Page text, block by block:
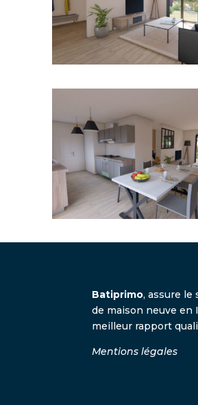
Batiprimo, assure le
de maison neuve en
meilleur rapport
Mentions légales